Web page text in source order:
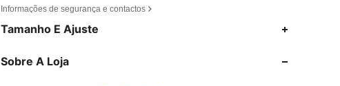
Informações de segurança e contactos
Tamanho E Ajuste
Sobre A Loja
4,89